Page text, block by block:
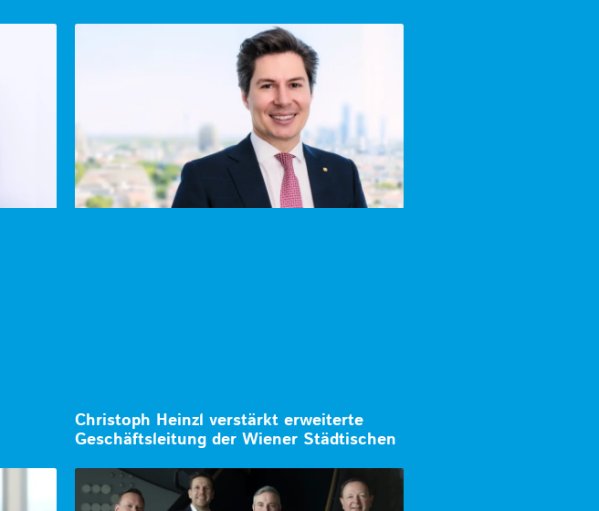
Christoph Heinzl verstärkt erweiterte
Geschäftsleitung der Wiener Städtischen